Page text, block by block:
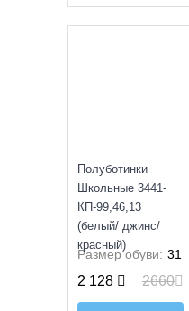
Полуботинки
Школьные 3441-
КП-99,46,13
(белый/ джинс/
красный)
Размер обуви: 31
2 128 2660